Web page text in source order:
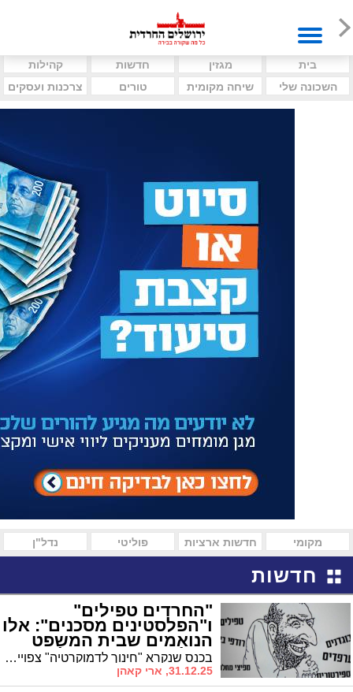
בית מגזין חדשות
קהילות
השכונה שלי
שיחה מקומית טורים צרכנות ועסקים
מקומי חדשות ארציות פוליטי נדל"ן
חדשות
"החרדים טפילים"
ו"הפלסטינים מסכנים": אלו
הנואמים שבית המשפט
העליון יארח בירושלים בכנס שנקרא "חינוך לדמוקרטיה" צפויים להשתתף נשיא בית המשפט העליון לצד דמויות ציבוריות המזוהות עם השמאל הקיצוני • שר המשפטים דורש לבטל את הכנס
31.12.25, ארי קאהן